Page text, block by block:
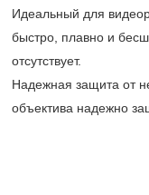
Идеальный для
быстро, плавно и
отсутствует.
Надежная защита от
объектива надежно